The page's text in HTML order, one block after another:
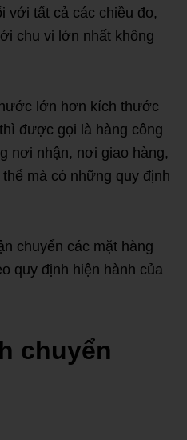
với tất cả các chiều đo,
chu vi lớn nhất không
lớn hơn kích thước
được gọi là hàng công
nơi nhận, nơi giao hàng,
mà có những quy định
chuyển các mặt hàng
quy định hiện hành của
chuyển